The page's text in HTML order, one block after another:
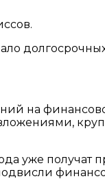
на
уже получат